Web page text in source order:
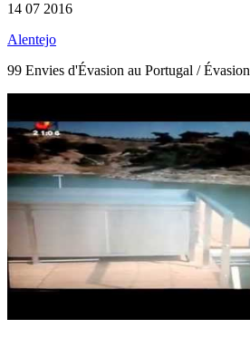
14 07 2016
Alentejo
99 Envies d'Évasion au Portugal / Évasion